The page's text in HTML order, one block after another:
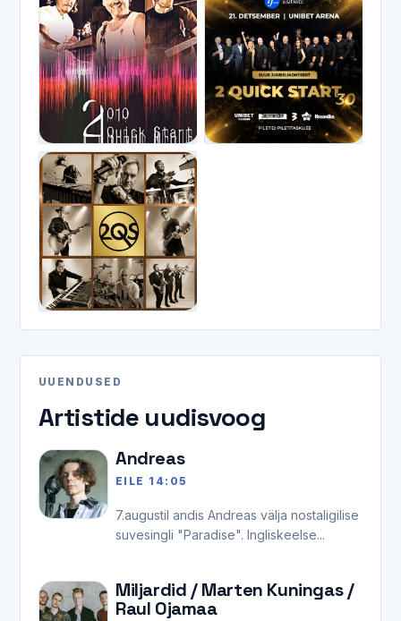
UUENDUSED
Artistide uudisvoog
EILE 14:05
Andreas
7.augustil andis Andreas välja nostaligilise
suvesingli "Paradise". Ingliskeelse...
Miljardid / Marten Kuningas /
Raul Ojamaa